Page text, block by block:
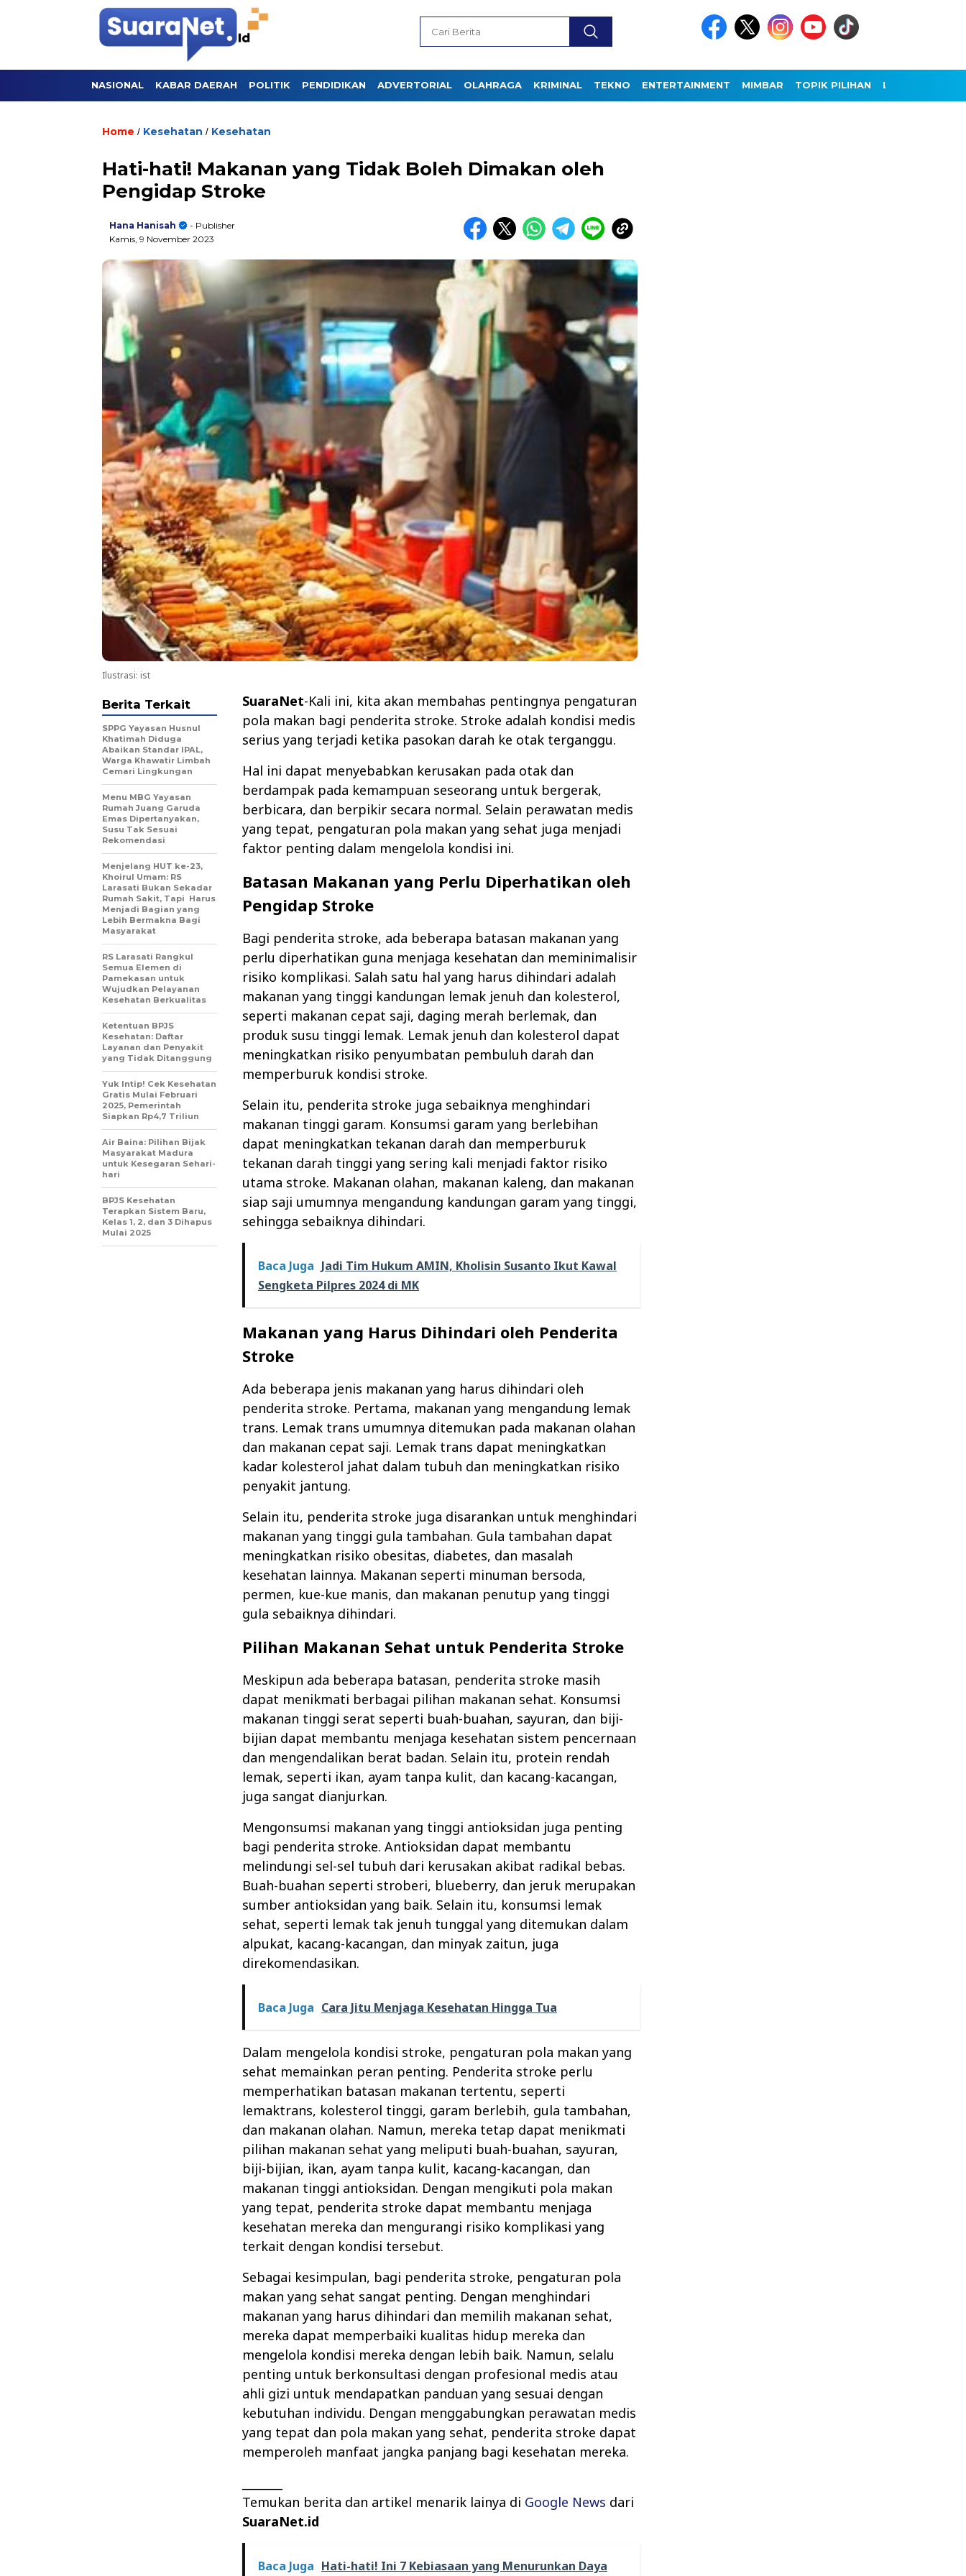
NASIONAL KABAR DAERAH POLITIK PENDIDIKAN ADVERTORIAL OLAHRAGA KRIMINAL TEKNO ENTERTAINMENT MIMBAR TOPIK PILIHAN LAINNYA
Home / Kesehatan / Kesehatan
Hati-hati! Makanan yang Tidak Boleh Dimakan oleh
Pengidap Stroke
Hana Hanisah
- Publisher
Kamis, 9 November 2023
Ilustrasi: ist
SuaraNet-Kali ini, kita akan membahas pentingnya pengaturan
pola makan bagi penderita stroke. Stroke adalah kondisi medis
serius yang terjadi ketika pasokan darah ke otak terganggu.
Hal ini dapat menyebabkan kerusakan pada otak dan
berdampak pada kemampuan seseorang untuk bergerak,
berbicara, dan berpikir secara normal. Selain perawatan medis
yang tepat, pengaturan pola makan yang sehat juga menjadi
faktor penting dalam mengelola kondisi ini.
Batasan Makanan yang Perlu Diperhatikan oleh
Pengidap Stroke
Bagi penderita stroke, ada beberapa batasan makanan yang
perlu diperhatikan guna menjaga kesehatan dan meminimalisir
risiko komplikasi. Salah satu hal yang harus dihindari adalah
makanan yang tinggi kandungan lemak jenuh dan kolesterol,
seperti makanan cepat saji, daging merah berlemak, dan
produk susu tinggi lemak. Lemak jenuh dan kolesterol dapat
meningkatkan risiko penyumbatan pembuluh darah dan
memperburuk kondisi stroke.
Selain itu, penderita stroke juga sebaiknya menghindari
makanan tinggi garam. Konsumsi garam yang berlebihan
dapat meningkatkan tekanan darah dan memperburuk
tekanan darah tinggi yang sering kali menjadi faktor risiko
utama stroke. Makanan olahan, makanan kaleng, dan makanan
siap saji umumnya mengandung kandungan garam yang tinggi,
sehingga sebaiknya dihindari.
Baca Juga Jadi Tim Hukum AMIN, Kholisin Susanto Ikut Kawal
Sengketa Pilpres 2024 di MK
Makanan yang Harus Dihindari oleh Penderita
Stroke
Ada beberapa jenis makanan yang harus dihindari oleh
penderita stroke. Pertama, makanan yang mengandung lemak
trans. Lemak trans umumnya ditemukan pada makanan olahan
dan makanan cepat saji. Lemak trans dapat meningkatkan
kadar kolesterol jahat dalam tubuh dan meningkatkan risiko
penyakit jantung.
Selain itu, penderita stroke juga disarankan untuk menghindari
makanan yang tinggi gula tambahan. Gula tambahan dapat
meningkatkan risiko obesitas, diabetes, dan masalah
kesehatan lainnya. Makanan seperti minuman bersoda,
permen, kue-kue manis, dan makanan penutup yang tinggi
gula sebaiknya dihindari.
Pilihan Makanan Sehat untuk Penderita Stroke
Meskipun ada beberapa batasan, penderita stroke masih
dapat menikmati berbagai pilihan makanan sehat. Konsumsi
makanan tinggi serat seperti buah-buahan, sayuran, dan biji-
bijian dapat membantu menjaga kesehatan sistem pencernaan
dan mengendalikan berat badan. Selain itu, protein rendah
lemak, seperti ikan, ayam tanpa kulit, dan kacang-kacangan,
juga sangat dianjurkan.
Mengonsumsi makanan yang tinggi antioksidan juga penting
bagi penderita stroke. Antioksidan dapat membantu
melindungi sel-sel tubuh dari kerusakan akibat radikal bebas.
Buah-buahan seperti stroberi, blueberry, dan jeruk merupakan
sumber antioksidan yang baik. Selain itu, konsumsi lemak
sehat, seperti lemak tak jenuh tunggal yang ditemukan dalam
alpukat, kacang-kacangan, dan minyak zaitun, juga
direkomendasikan.
Baca Juga Cara Jitu Menjaga Kesehatan Hingga Tua
Dalam mengelola kondisi stroke, pengaturan pola makan yang
sehat memainkan peran penting. Penderita stroke perlu
memperhatikan batasan makanan tertentu, seperti
lemaktrans, kolesterol tinggi, garam berlebih, gula tambahan,
dan makanan olahan. Namun, mereka tetap dapat menikmati
pilihan makanan sehat yang meliputi buah-buahan, sayuran,
biji-bijian, ikan, ayam tanpa kulit, kacang-kacangan, dan
makanan tinggi antioksidan. Dengan mengikuti pola makan
yang tepat, penderita stroke dapat membantu menjaga
kesehatan mereka dan mengurangi risiko komplikasi yang
terkait dengan kondisi tersebut.
Sebagai kesimpulan, bagi penderita stroke, pengaturan pola
makan yang sehat sangat penting. Dengan menghindari
makanan yang harus dihindari dan memilih makanan sehat,
mereka dapat memperbaiki kualitas hidup mereka dan
mengelola kondisi mereka dengan lebih baik. Namun, selalu
penting untuk berkonsultasi dengan profesional medis atau
ahli gizi untuk mendapatkan panduan yang sesuai dengan
kebutuhan individu. Dengan menggabungkan perawatan medis
yang tepat dan pola makan yang sehat, penderita stroke dapat
memperoleh manfaat jangka panjang bagi kesehatan mereka.
Temukan berita dan artikel menarik lainya di Google News dari
SuaraNet.id
Baca Juga Hati-hati! Ini 7 Kebiasaan yang Menurunkan Daya
Berita Terkait
SPPG Yayasan Husnul
Khatimah Diduga
Abaikan Standar IPAL,
Warga Khawatir Limbah
Cemari Lingkungan
Menu MBG Yayasan
Rumah Juang Garuda
Emas Dipertanyakan,
Susu Tak Sesuai
Rekomendasi
Menjelang HUT ke-23,
Khoirul Umam: RS
Larasati Bukan Sekadar
Rumah Sakit, Tapi Harus
Menjadi Bagian yang
Lebih Bermakna Bagi
Masyarakat
RS Larasati Rangkul
Semua Elemen di
Pamekasan untuk
Wujudkan Pelayanan
Kesehatan Berkualitas
Ketentuan BPJS
Kesehatan: Daftar
Layanan dan Penyakit
yang Tidak Ditanggung
Yuk Intip! Cek Kesehatan
Gratis Mulai Februari
2025, Pemerintah
Siapkan Rp4,7 Triliun
Air Baina: Pilihan Bijak
Masyarakat Madura
untuk Kesegaran Sehari-
hari
BPJS Kesehatan
Terapkan Sistem Baru,
Kelas 1, 2, dan 3 Dihapus
Mulai 2025